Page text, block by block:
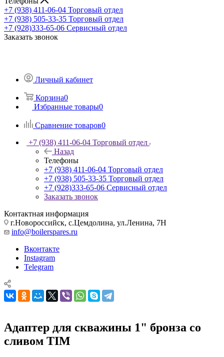
+7 (938) 411-06-04 Торговый отдел
+7 (938) 505-33-35 Торговый отдел
+7 (928)333-65-06 Сервисный отдел
Заказать звонок
Личный кабинет
Корзина0
Избранные товары0
Сравнение товаров0
+7 (938) 411-06-04 Торговый отдел
Назад
Телефоны
+7 (938) 411-06-04 Торговый отдел
+7 (938) 505-33-35 Торговый отдел
+7 (928)333-65-06 Сервисный отдел
Заказать звонок
Контактная информация
г.Новороссийск, с.Цемдолина, ул.Ленина, 7Н
info@boilerspares.ru
Вконтакте
Instagram
Telegram
Адаптер для скважины 1" бронза со
сливом TIM